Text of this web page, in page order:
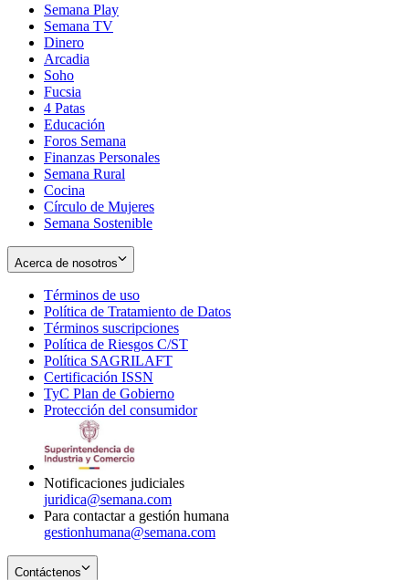
Semana Play
Semana TV
Dinero
Arcadia
Soho
in
new
window
Fucsia
in
new
window
4 Patas
Educación
Foros Semana
Finanzas Personales
Semana Rural
Cocina
Círculo de Mujeres
Semana Sostenible
Acerca de nosotros
Términos de uso
in
new
window
Política de Tratamiento de Datos
Términos suscripciones
in
Política de Riesgos C/ST
Política SAGRILAFT
new
window
Certificación ISSN
in
new
TyC Plan de Gobierno
in
Protección del consumidorOpens
Notificaciones judiciales
juridica@semana.com
Para contactar a gestión humana
gestionhumana@semana.com
Contáctenos